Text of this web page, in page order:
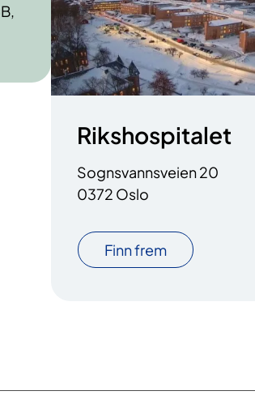
Rikshospitalet
Sognsvannsveien 20
0372 Oslo
Finn frem